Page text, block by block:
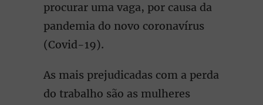
procurar uma vaga, por causa da
pandemia do novo coronavírus
(Covid-19).
As mais prejudicadas com a perda
do trabalho são as mulheres